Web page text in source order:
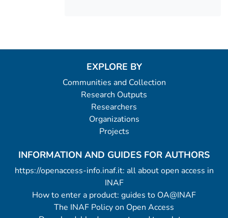
EXPLORE BY
Communities and Collection
Research Outputs
Researchers
Organizations
Projects
INFORMATION AND GUIDES FOR AUTHORS
https://openaccess-info.inaf.it: all about open access in
INAF
How to enter a product: guides to OA@INAF
The INAF Policy on Open Access